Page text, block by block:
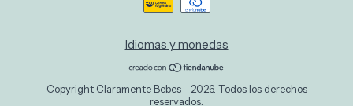
Idiomas y monedas
Copyright Claramente Bebes - 2026. Todos los derechos
reservados.